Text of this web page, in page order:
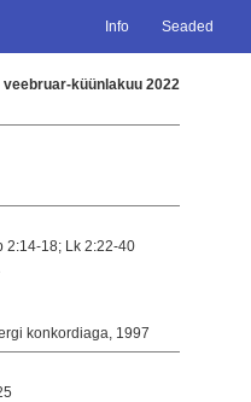
Info Seaded
veebruar-küünlakuu 2022
2:14-18; Lk 2:22-40
konkordiaga, 1997